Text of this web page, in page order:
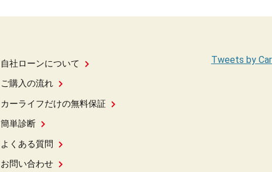
自社ローンについて
ご購入の流れ
カーライフだけの無料保証
簡単診断
よくある質問
お問い合わせ
Tweets by